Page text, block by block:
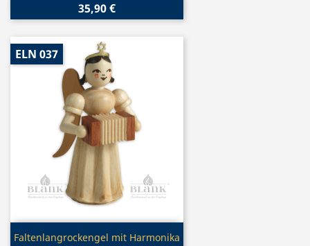
35,90 €
Vorschau
Faltenlangrockengel mit Harmonika
ELN 037